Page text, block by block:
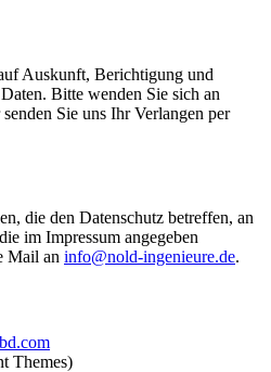
Auskunft, Berichtigung und
Bitte wenden Sie sich an
senden Sie uns Ihr Verlangen per
die den Datenschutz betreffen, an
im Impressum angegeben
Mail an info@nold-ingenieure.de.
Themes)